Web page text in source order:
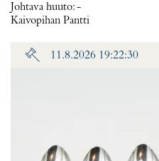
Johtava huuto:-
Kaivopihan Pantti
11.8.2026 19:22:30